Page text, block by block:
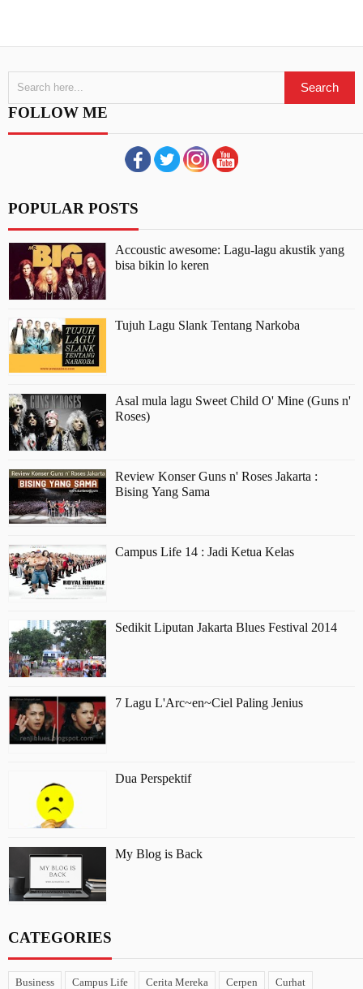
FOLLOW ME
POPULAR POSTS
Accoustic awesome: Lagu-lagu akustik yang
bisa bikin lo keren
Tujuh Lagu Slank Tentang Narkoba
Asal mula lagu Sweet Child O' Mine (Guns n'
Roses)
Review Konser Guns n' Roses Jakarta :
Bising Yang Sama
Campus Life 14 : Jadi Ketua Kelas
Sedikit Liputan Jakarta Blues Festival 2014
7 Lagu L'Arc~en~Ciel Paling Jenius
Dua Perspektif
My Blog is Back
CATEGORIES
Business Campus Life Cerita Mereka Cerpen Curhat